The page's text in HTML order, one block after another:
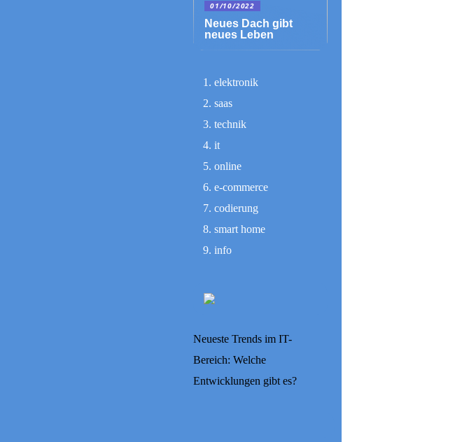
01/10/2022
Neues Dach gibt
neues Leben
elektronik
saas
technik
it
online
e-commerce
codierung
smart home
info
Neueste Trends im IT-
Bereich: Welche
Entwicklungen gibt es?